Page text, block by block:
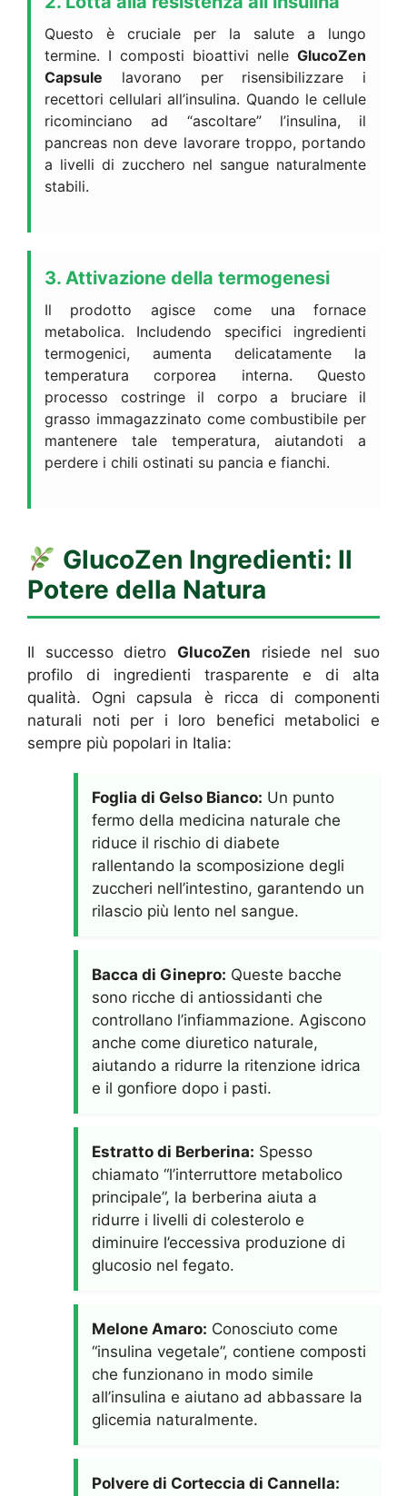
Questo è cruciale per la salute a lungo
termine. I composti bioattivi nelle GlucoZen
Capsule lavorano per risensibilizzare i
recettori cellulari all’insulina. Quando le cellule
ricominciano ad “ascoltare” l’insulina, il
pancreas non deve lavorare troppo, portando
a livelli di zucchero nel sangue naturalmente
stabili.
3. Attivazione della termogenesi
Il prodotto agisce come una fornace
metabolica. Includendo specifici ingredienti
termogenici, aumenta delicatamente la
temperatura corporea interna. Questo
processo costringe il corpo a bruciare il
grasso immagazzinato come combustibile per
mantenere tale temperatura, aiutandoti a
perdere i chili ostinati su pancia e fianchi.
GlucoZen Ingredienti: Il
Potere della Natura
Il successo dietro GlucoZen risiede nel suo
profilo di ingredienti trasparente e di alta
qualità. Ogni capsula è ricca di componenti
naturali noti per i loro benefici metabolici e
sempre più popolari in Italia:
Foglia di Gelso Bianco: Un punto
fermo della medicina naturale che
riduce il rischio di diabete
rallentando la scomposizione degli
zuccheri nell’intestino, garantendo un
rilascio più lento nel sangue.
Bacca di Ginepro: Queste bacche
sono ricche di antiossidanti che
controllano l’infiammazione. Agiscono
anche come diuretico naturale,
aiutando a ridurre la ritenzione idrica
e il gonfiore dopo i pasti.
Estratto di Berberina: Spesso
chiamato “l’interruttore metabolico
principale”, la berberina aiuta a
ridurre i livelli di colesterolo e
diminuire l’eccessiva produzione di
glucosio nel fegato.
Melone Amaro: Conosciuto come
“insulina vegetale”, contiene composti
che funzionano in modo simile
all’insulina e aiutano ad abbassare la
glicemia naturalmente.
Polvere di Corteccia di Cannella: